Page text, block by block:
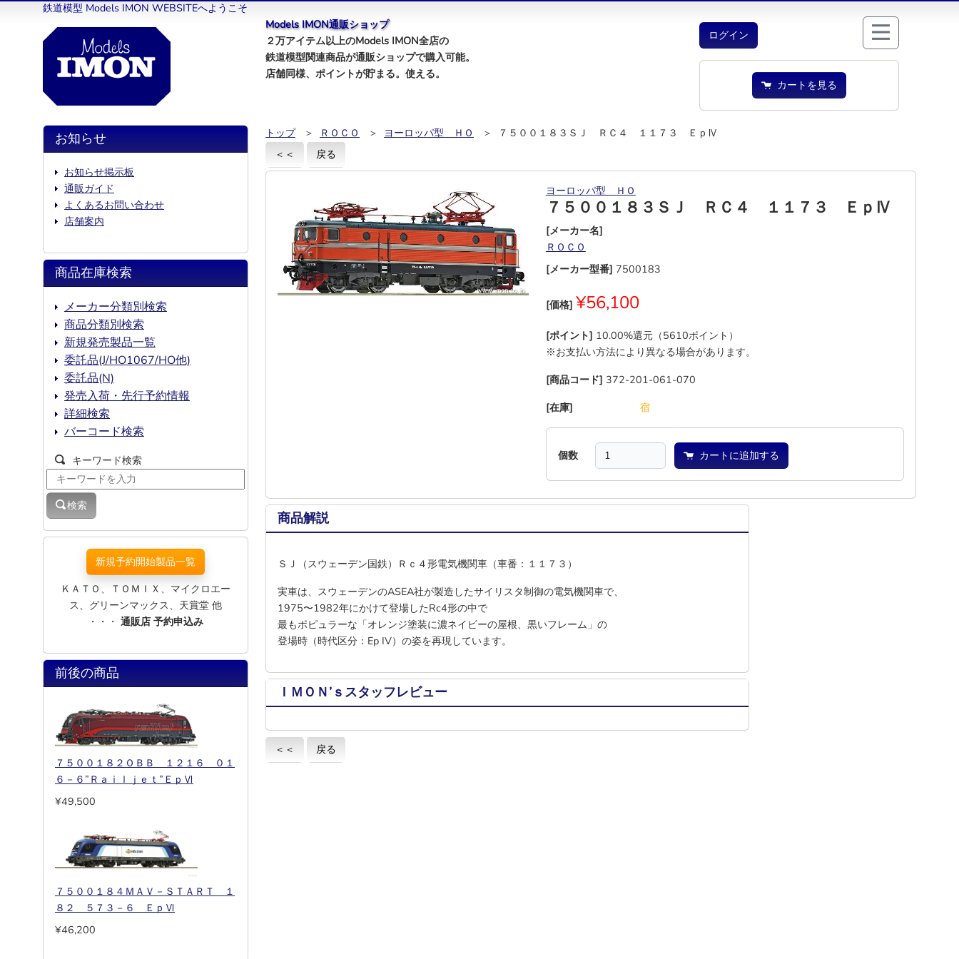
鉄道模型 Models IMON WEBSITEへようこそ
Models IMON通販ショップ
２万アイテム以上のModels IMON全店の
鉄道模型関連商品が通販ショップで購入可能。
店舗同様、ポイントが貯まる。使える。
ログイン
カートを見る
トップ ＞ ＲＯＣＯ ＞ ヨーロッパ型 ＨＯ
＞ ７５００１８３ＳＪ ＲＣ４ １１７３ ＥｐⅣ
＜＜
戻る
ヨーロッパ型 ＨＯ
７５００１８３ＳＪ ＲＣ４ １１７３ ＥｐⅣ
[メーカー名]
ＲＯＣＯ
[メーカー型番] 7500183
[価格] ¥56,100
[ポイント] 10.00%還元（5610ポイント）
※お支払い方法により異なる場合があります。
[商品コード] 372-201-061-070
[在庫]
宿
個数 カートに追加する
商品解説
ＳＪ（スウェーデン国鉄）Ｒｃ４形電気機関車（車番：１１７３）
実車は、 スウェーデンのASEA社が製造したサイリスタ制御の電気機関車で、
1975〜1982年にかけて登場したRc4形の中で
最もポピュラーな「オレンジ塗装に濃ネイビーの屋根、黒いフレーム」の
登場時（時代区分：Ep IV）の姿を再現しています。
ＩＭＯＮ’ｓスタッフレビュー
＜＜ 戻る
お知らせ
お知らせ掲示板
通販ガイド
よくあるお問い合わせ
店舗案内
商品在庫検索
メーカー分類別検索
商品分類別検索
新規発売製品一覧
委託品(J/HO1067/HO他)
委託品(N)
発売入荷・先行予約情報
詳細検索
バーコード検索
キーワード検索
検索
新規予約開始製品一覧
ＫＡＴＯ、ＴＯＭＩＸ、マイクロエー
ス、グリーンマックス、天賞堂 他
・・・ 通販店 予約申込み
前後の商品
７５００１８２ＯＢＢ １２１６ ０１
６－６”Ｒａｉｌｊｅｔ”ＥｐⅥ
¥49,500
７５００１８４ＭＡＶ－ＳＴＡＲＴ １
８２ ５７３－６ ＥｐⅥ
¥46,200